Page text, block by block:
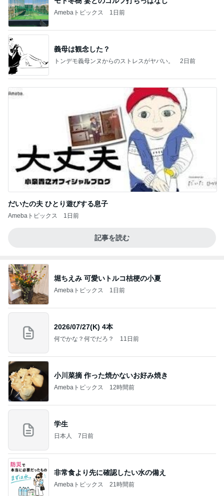
Amebaトピックス 1日前
義母は観念した？
トンデモ義母ンヌからのストレスがヤバい。 2日前
だいたの夫 ひとり遊びする息子
Amebaトピックス 1日前
記事を読む
堀ちえみ 可愛いトルコ桔梗の小夏
Amebaトピックス 1日前
2026/07/27(K) 4本
何でかな？何でだろ？ 11日前
小川菜摘 作った焼かないお好み焼き
Amebaトピックス 12時間前
学生
日本人 7日前
非常食より先に確認したい水の備え
Amebaトピックス 21時間前